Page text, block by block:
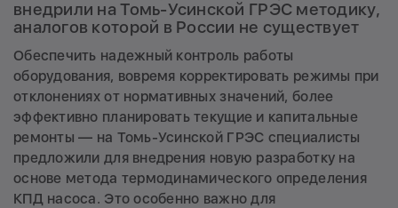
внедрили на Томь-Усинской ГРЭС методику,
аналогов которой в России не существует
Обеспечить надежный контроль работы
оборудования, вовремя корректировать режимы при
отклонениях от нормативных значений, более
эффективно планировать текущие и капитальные
ремонты — на Томь-Усинской ГРЭС специалисты
предложили для внедрения новую разработку на
основе метода термодинамического определения
КПД насоса. Это особенно важно для